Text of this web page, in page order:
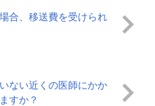
合、移送費を受けられ
ない近くの医師にかか
すか？